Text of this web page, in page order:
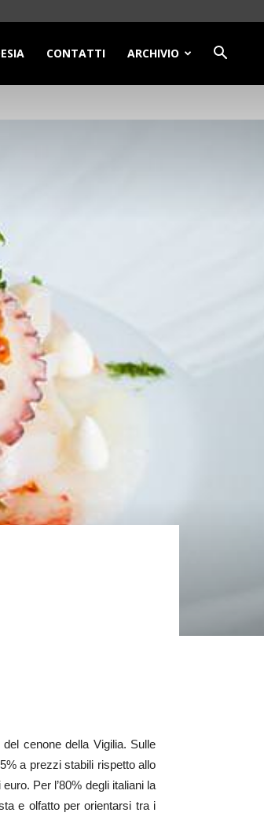
CONTATTI ARCHIVIO
cenone della Vigilia. Sulle
a prezzi stabili rispetto allo
Per l’80% degli italiani la
e olfatto per orientarsi tra i